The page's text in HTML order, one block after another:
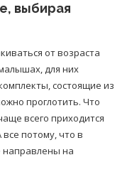
выбирая
от возраста
для них
состоящие из
проглотить. Что
всего приходится
потому, что в
направлены на